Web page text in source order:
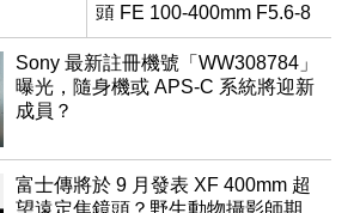
頭 FE 100-400mm F5.6-8
Sony 最新註冊機號「WW308784」
曝光，隨身機或 APS-C 系統將迎新
成員？
富士傳將於 9 月發表 XF 400mm 超
望遠定焦鏡頭？野生動物攝影師期